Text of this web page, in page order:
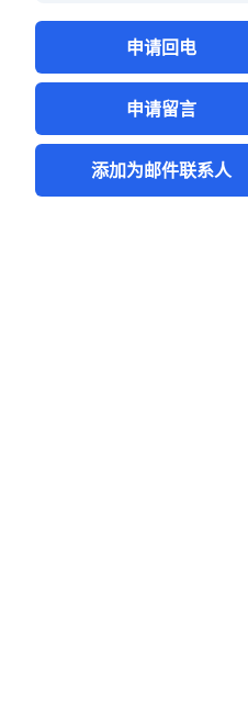
申请回电
申请留言
添加为邮件联系人